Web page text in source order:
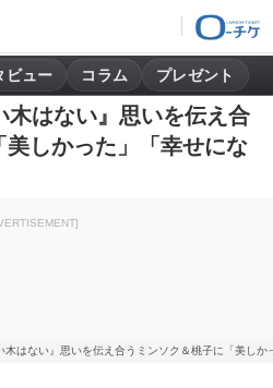
ビュー コラム プレゼント
木はない』思いを伝え合
美しかった」「幸せにな
木はない』思いを伝え合うミンソク＆桃子に「美し